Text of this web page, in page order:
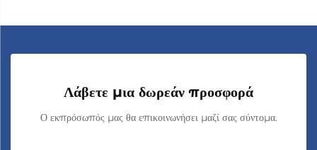
Λάβετε μια δωρεάν προσφορά
Ο εκπρόσωπός μας θα επικοινωνήσει μαζί σας σύντομα.